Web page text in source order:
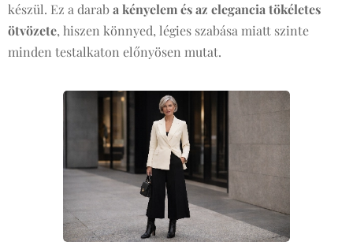
készül. Ez a daraba kényelem és az elegancia tökéletes
ötvözete, hiszen könnyed, légies szabása miatt szinte
minden testalkaton előnyösen mutat.